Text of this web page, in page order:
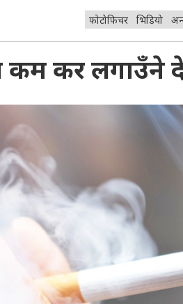
फोटोफिचर भिडियो
कम कर लगाउँने